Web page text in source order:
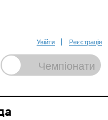
Увійти Реєстрація